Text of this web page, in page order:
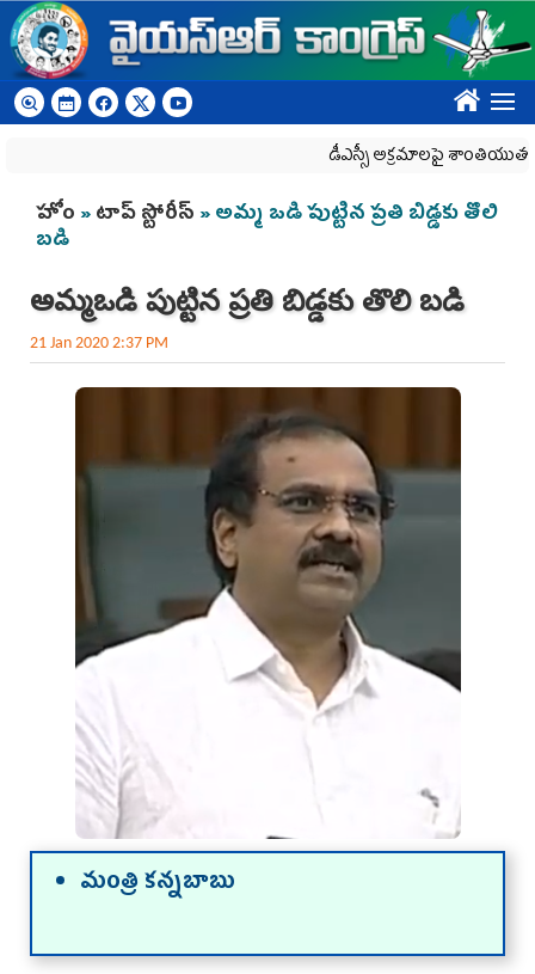
Skip to main content
????
డీఎస్సీ అక్రమాలపై శాంతియుత ధర్నాపై
You are here
హోం »టాప్ స్టోరీస్ » అమ్మ ఒడి పుట్టిన ప్రతి బిడ్డకు తొలి
బడి
అమ్మ ఒడి పుట్టిన ప్రతి బిడ్డకు తొలి బడి
21 Jan 2020 2:37 PM
మంత్రి కన్నబాబు